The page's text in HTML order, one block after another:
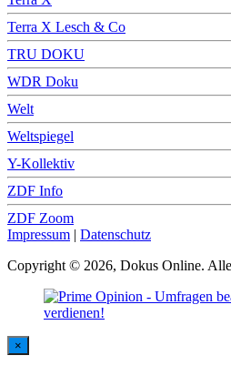
Terra X Lesch & Co
TRU DOKU
WDR Doku
Welt
Weltspiegel
Y-Kollektiv
ZDF Info
ZDF Zoom
Impressum | Datenschutz
Copyright © 2026, Dokus Online.
×